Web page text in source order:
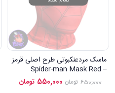
ماسک مردعنکبوتی طرح اصلی قرمز
– Spider-man Mask Red
650,000 تومان 550,000 تومان